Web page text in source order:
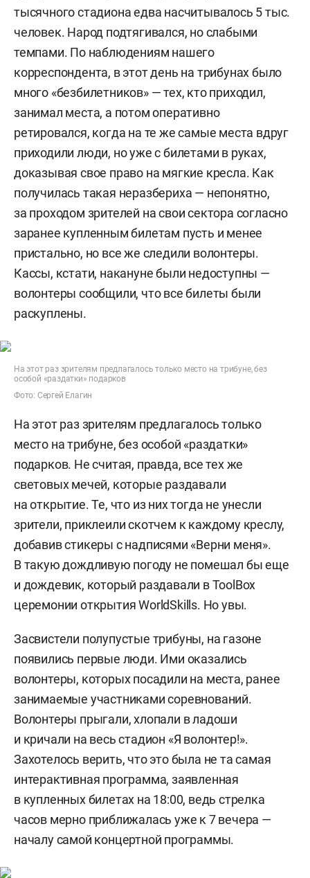
тысячного стадиона едва насчитывалось 5 тыс.
человек. Народ подтягивался, но слабыми
темпами. По наблюдениям нашего
корреспондента, в этот день на трибунах было
много «безбилетников» — тех, кто приходил,
занимал места, а потом оперативно
ретировался, когда на те же самые места вдруг
приходили люди, но уже с билетами в руках,
доказывая свое право на мягкие кресла. Как
получилась такая неразбериха — непонятно,
за проходом зрителей на свои сектора согласно
заранее купленным билетам пусть и менее
пристально, но все же следили волонтеры.
Кассы, кстати, накануне были недоступны —
волонтеры сообщили, что все билеты были
раскуплены.
На этот раз зрителям предлагалось только место на трибуне, без
особой «раздатки» подарков
Фото: Сергей Елагин
На этот раз зрителям предлагалось только
место на трибуне, без особой «раздатки»
подарков. Не считая, правда, все тех же
световых мечей, которые раздавали
на открытие. Те, что из них тогда не унесли
зрители, приклеили скотчем к каждому креслу,
добавив стикеры с надписями «Верни меня».
В такую дождливую погоду не помешал бы еще
и дождевик, который раздавали в ToolBox
церемонии открытия WorldSkills. Но увы.
Засвистели полупустые трибуны, на газоне
появились первые люди. Ими оказались
волонтеры, которых посадили на места, ранее
занимаемые участниками соревнований.
Волонтеры прыгали, хлопали в ладоши
и кричали на весь стадион «Я волонтер!».
Захотелось верить, что это была не та самая
интерактивная программа, заявленная
в купленных билетах на 18:00, ведь стрелка
часов мерно приближалась уже к 7 вечера —
началу самой концертной программы.